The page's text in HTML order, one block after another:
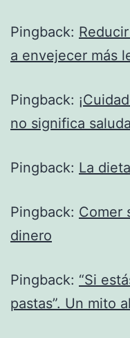
Pingback:
a envejecer más
Pingback:
no significa
Pingback: La
Pingback: Comer
dinero
Pingback: “Si
pastas”. Un mito